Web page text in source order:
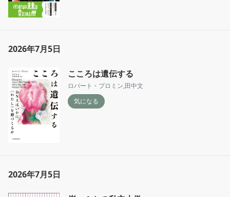
2026年7月5日
こころは遺伝する
ロバート・プロミン,田中文
気になる
2026年7月5日